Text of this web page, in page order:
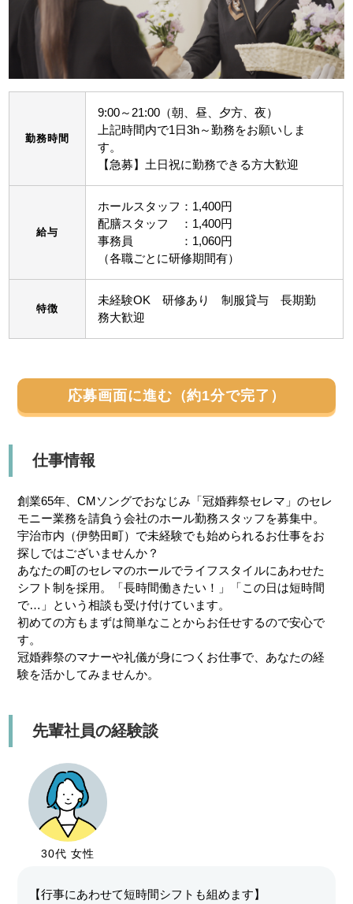
勤務時間
9:00～21:00（朝、昼、夕方、夜）
上記時間内で1日3h～勤務をお願いしま
す。
【急募】土日祝に勤務できる方大歓迎
給与
ホールスタッフ：1,400円
配膳スタッフ ：1,400円
事務員 ：1,060円
（各職ごとに研修期間有）
特徴
未経験OK 研修あり 制服貸与 長期勤
務大歓迎
応募画面に進む（約1分で完了）
仕事情報
創業65年、CMソングでおなじみ「冠婚葬祭セレマ」のセレ
モニー業務を請負う会社のホール勤務スタッフを募集中。
宇治市内（伊勢田町）で未経験でも始められるお仕事をお
探しではございませんか？
あなたの町のセレマのホールでライフスタイルにあわせた
シフト制を採用。「長時間働きたい！」「この日は短時間
で…」という相談も受け付けています。
初めての方もまずは簡単なことからお任せするので安心で
す。
冠婚葬祭のマナーや礼儀が身につくお仕事で、あなたの経
験を活かしてみませんか。
先輩社員の経験談
30代 女性
【行事にあわせて短時間シフトも組めます】